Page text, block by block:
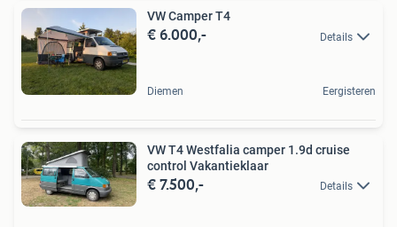
VW Camper T4
€ 6.000,- Details
Diemen Eergisteren
VW T4 Westfalia camper 1.9d cruise
control Vakantieklaar
€ 7.500,- Details